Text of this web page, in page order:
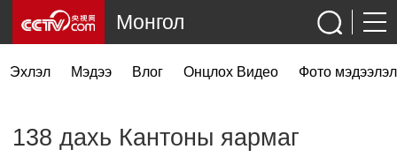
Эхлэл Мэдээ Влог Онцлох Видео Фото мэдээлэл
Монгол
138 дахь Кантоны яармаг